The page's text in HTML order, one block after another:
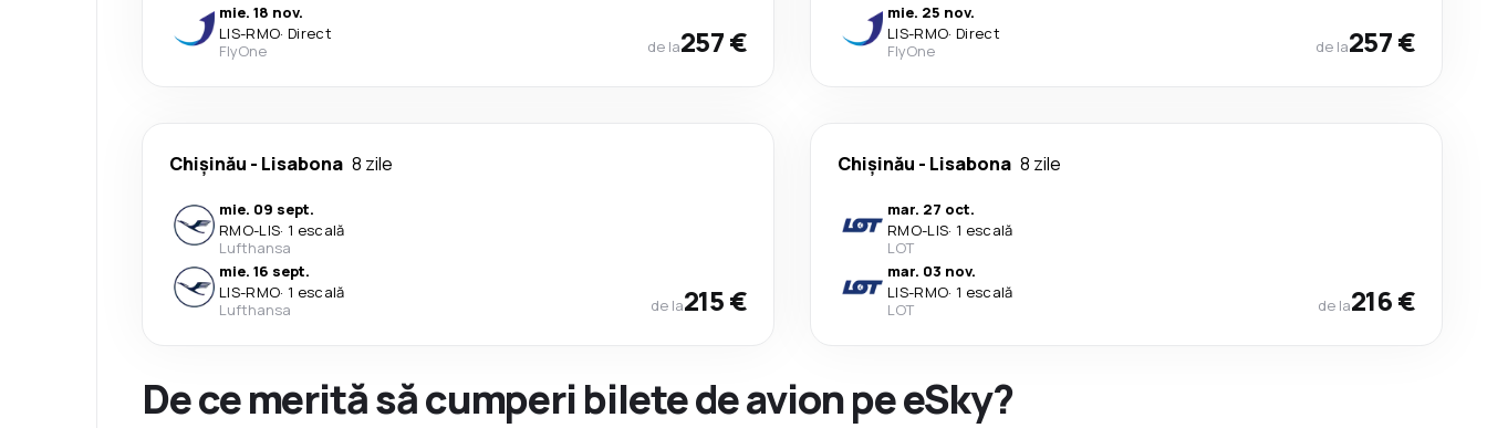
mie. 18 nov.
LIS-RMO· Direct
FlyOne
de la257 €
mie. 25 nov.
LIS-RMO· Direct
FlyOne
de la257 €
Chișinău - Lisabona 8 zile
mie. 09 sept.
RMO-LIS· 1 escală
Lufthansa
mie. 16 sept.
LIS-RMO· 1 escală
Lufthansa
de la215 €
Chișinău - Lisabona 8 zile
mar. 27 oct.
RMO-LIS· 1 escală
LOT
mar. 03 nov.
LIS-RMO· 1 escală
LOT
de la216 €
De ce merită să cumperi bilete de avion pe eSky?